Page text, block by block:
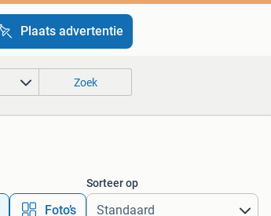
Plaats advertentie
Zoek
Foto’s
Sorteer op